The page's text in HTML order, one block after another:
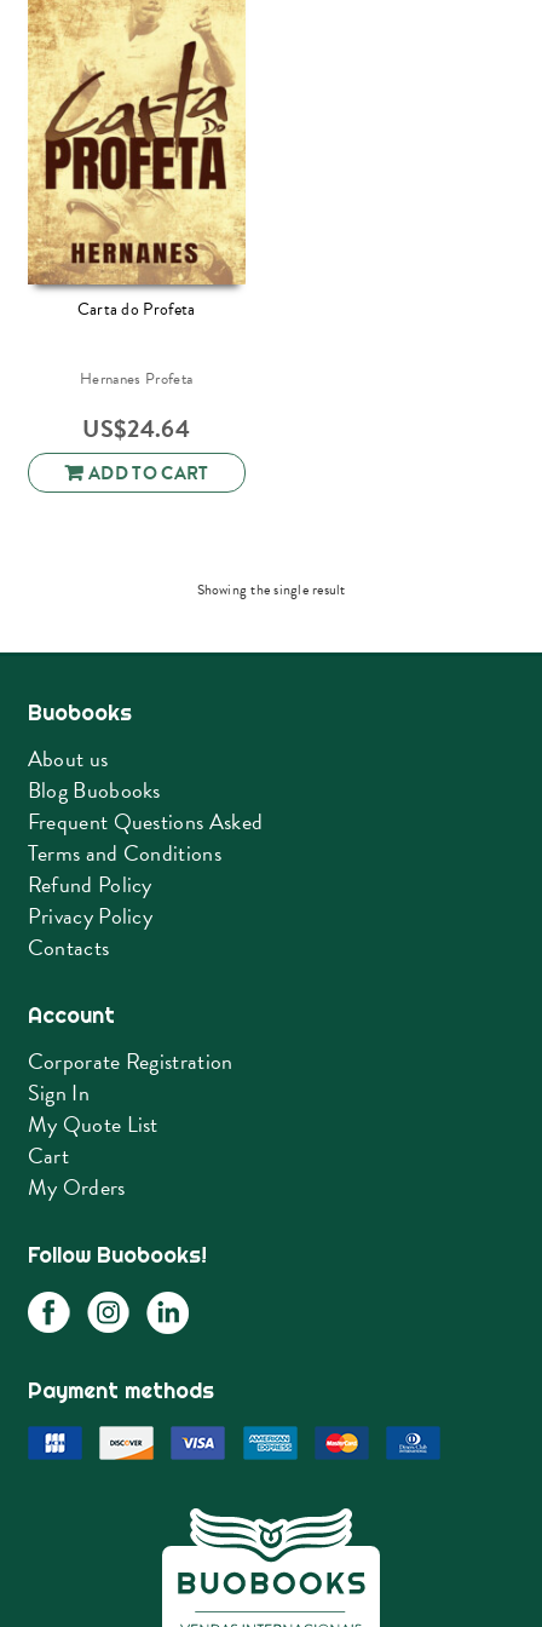
Carta do Profeta
Hernanes Profeta
US$24.64
ADD TO CART
Showing the single result
Buobooks
About us
Blog Buobooks
Frequent Questions Asked
Terms and Conditions
Refund Policy
Privacy Policy
Contacts
Account
Corporate Registration
Sign In
My Quote List
Cart
My Orders
Follow Buobooks!
Payment methods